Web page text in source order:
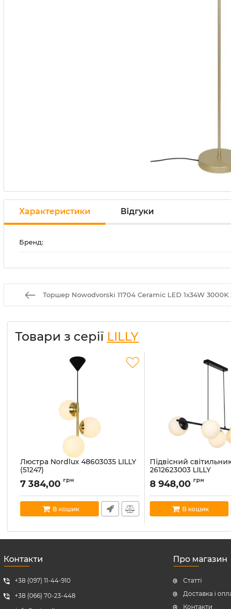
Характеристики Відгуки
Бренд:
Торшер Nowodvorski 11704 Ceramic LED 1x34W 3000K
Товари з серії LILLY
Люстра Nordlux 48603035 LILLY
(51247)
Артикул:
48603035
В наявності:5
7 384,00 грн
В кошик
Підвісний
2612623003 LILLY
Артикул: 2612623003
В наявності: 3
8 948,00 грн
В кошик
Контакти
+38 (097) 11-44-910
+38 (066) 70-23-448
Про магазин
Статті
Доставка і
Контакти